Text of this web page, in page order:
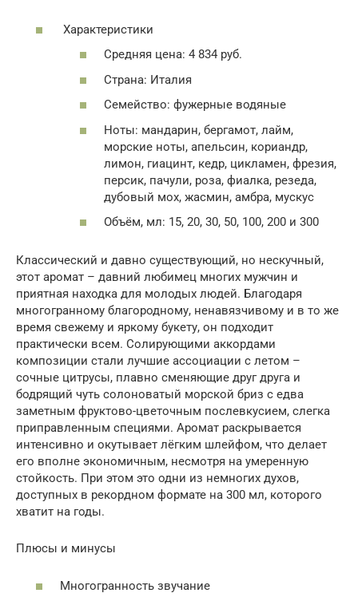
Характеристики
Средняя цена: 4 834 руб.
Страна: Италия
Семейство: фужерные водяные
Ноты: мандарин, бергамот, лайм,
морские ноты, апельсин, кориандр,
лимон, гиацинт, кедр, цикламен, фрезия,
персик, пачули, роза, фиалка, резеда,
дубовый мох, жасмин, амбра, мускус
Объём, мл: 15, 20, 30, 50, 100, 200 и 300
Классический и давно существующий, но нескучный,
этот аромат – давний любимец многих мужчин и
приятная находка для молодых людей. Благодаря
многогранному благородному, ненавязчивому и в то же
время свежему и яркому букету, он подходит
практически всем. Солирующими аккордами
композиции стали лучшие ассоциации с летом –
сочные цитрусы, плавно сменяющие друг друга и
бодрящий чуть солоноватый морской бриз с едва
заметным фруктово-цветочным послевкусием, слегка
приправленным специями. Аромат раскрывается
интенсивно и окутывает лёгким шлейфом, что делает
его вполне экономичным, несмотря на умеренную
стойкость. При этом это одни из немногих духов,
доступных в рекордном формате на 300 мл, которого
хватит на годы.
Плюсы и минусы
Многогранность звучание